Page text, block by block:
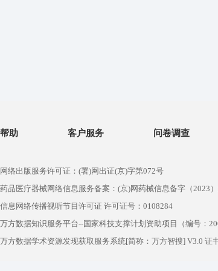
帮助 客户服务 问卷调查
网络出版服务许可证：(署)网出证(京)字第072号
药品医疗器械网络信息服务备案：(京)网药械信息备字（2023
信息网络传播视听节目许可证 许可证号：0108284
万方数据知识服务平台--国家科技支撑计划资助项目（编号：
万方数据学术资源发现获取服务系统[简称：万方智搜] V3.0 证